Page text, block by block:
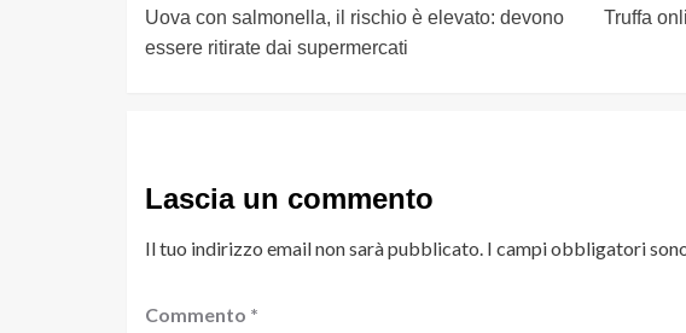
articolo
Uova con salmonella, il rischio è elevato: devono
essere ritirate dai supermercati
Truffa
Lascia un commento
Il tuo indirizzo email non sarà pubblicato. I campi obbligatori
Commento *